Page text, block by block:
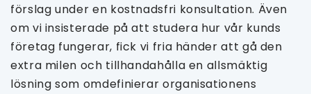
förslag under en kostnadsfri konsultation. Även
om vi insisterade på att studera hur vår kunds
företag fungerar, fick vi fria händer att gå den
extra milen och tillhandahålla en allsmäktig
lösning som omdefinierar organisationens